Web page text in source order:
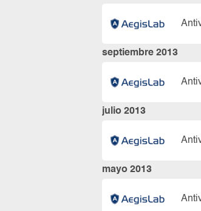
septiembre 2013
julio 2013
mayo 2013